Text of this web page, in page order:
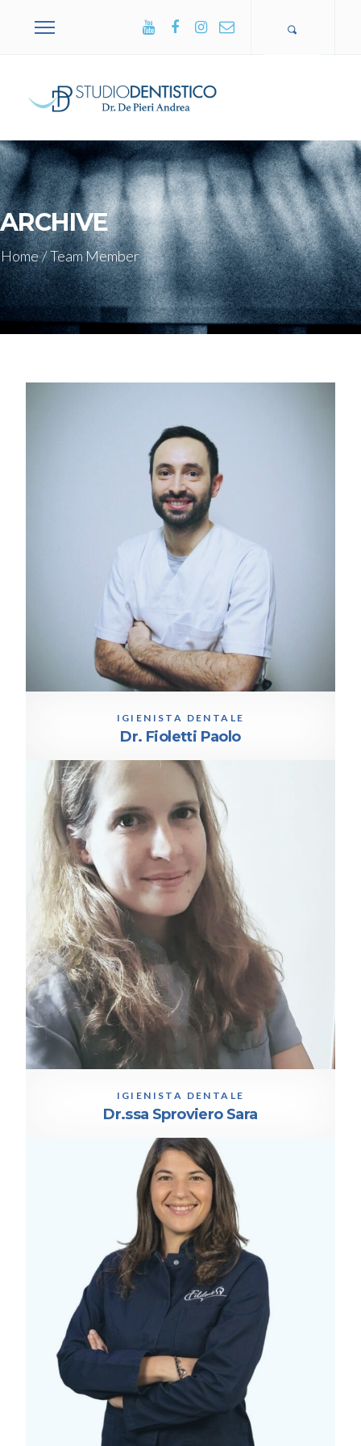
ARCHIVE
Home/Team Member
Dr. Fioletti Paolo
IGIENISTA DENTALE
Dr. Fioletti Paolo
IGIENISTA DENTALE
Dr.ssa Sproviero Sara
IGIENISTA DENTALE
Dr.ssa Sproviero Sara
IGIENISTA DENTALE
Dr.ssa Lodi Pasini Alessandra
IGIENISTA DENTALE